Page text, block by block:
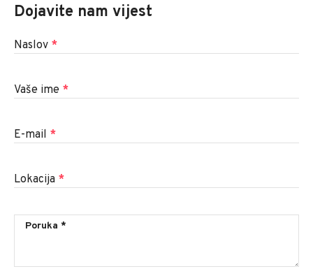
Dojavite nam vijest
Naslov *
Vaše ime *
E-mail *
Lokacija *